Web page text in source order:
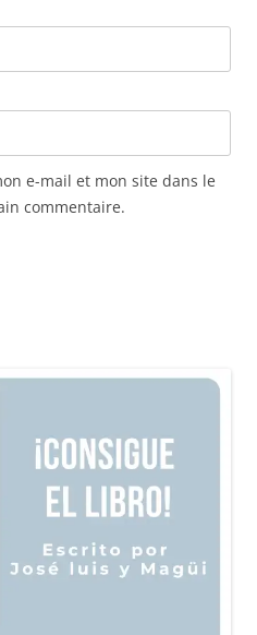
e-mail et mon site dans le
commentaire.